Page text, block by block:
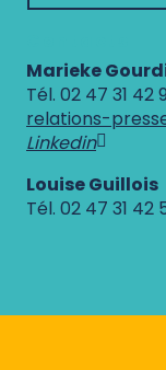
Marieke
Tél. 02 47 31
relations-
Linkedin
Louise Guillois
Tél. 02 47 31 42